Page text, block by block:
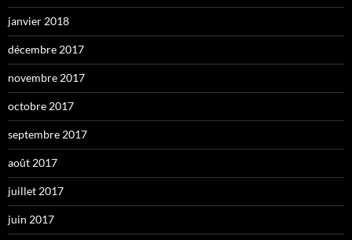
janvier 2018
décembre 2017
novembre 2017
octobre 2017
septembre 2017
août 2017
juillet 2017
juin 2017